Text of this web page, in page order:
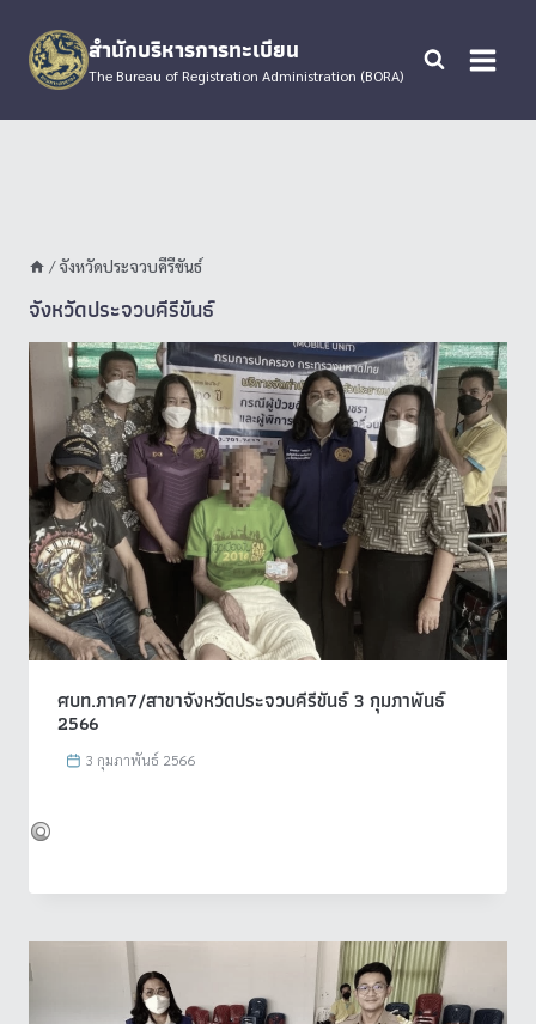
content
สำนักบริหารการทะเบียน
The Bureau of Registration Administration (BORA)
/ จังหวัดประจวบคีรีขันธ์
จังหวัดประจวบคีรีขันธ์
ศบท.ภาค7/สาขาจังหวัดประจวบคีรีขันธ์ 3 กุมภาพันธ์
2566
3 กุมภาพันธ์ 2566